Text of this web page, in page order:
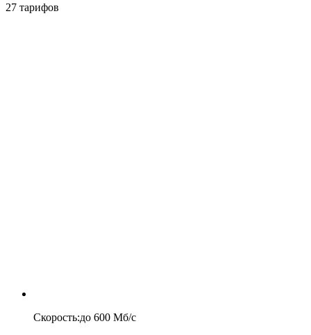
27 тарифов
Скорость:до 600 Мб/c